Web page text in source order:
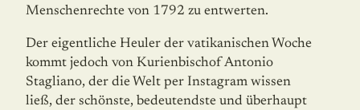
Menschenrechte von 1792 zu entwerten.
Der eigentliche Heuler der vatikanischen Woche
kommt jedoch von Kurienbischof Antonio
Stagliano, der die Welt per Instagram wissen
ließ, der schönste, bedeutendste und überhaupt